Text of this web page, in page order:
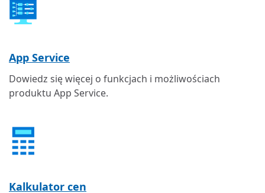
App Service
Dowiedz się więcej o funkcjach i możliwościach
produktu App Service.
Kalkulator cen